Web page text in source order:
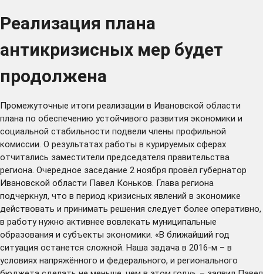
Реализация плана
антикризисных мер будет
продолжена
Промежуточные итоги реализации в Ивановской области
плана по обеспечению устойчивого развития экономики и
социальной стабильности подвели члены профильной
комиссии. О результатах работы в курируемых сферах
отчитались заместители председателя правительства
региона. Очередное заседание 2 ноября провёл губернатор
Ивановской области Павел Коньков. Глава региона
подчеркнул, что в период кризисных явлений в экономике
действовать и принимать решения следует более оперативно,
в работу нужно активнее вовлекать муниципальные
образования и субъекты экономики. «В ближайший год
ситуация останется сложной. Наша задача в 2016-м – в
условиях напряжённого и федерального, и регионального